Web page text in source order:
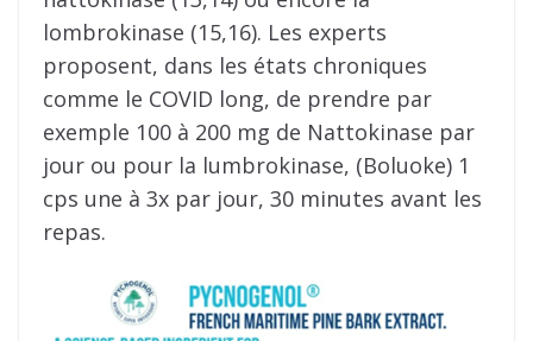
lombrokinase (15,16). Les experts
proposent, dans les états chroniques
comme le COVID long, de prendre par
exemple 100 à 200 mg de Nattokinase par
jour ou pour la lumbrokinase, (Boluoke) 1
cps une à 3x par jour, 30 minutes avant les
repas.